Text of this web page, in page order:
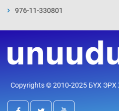
Өчигдөр 13 цаг
худалдан авах
Өчигдөр 13 цаг
976-11-330801
Copyrights © 2010-2025 БҮХ